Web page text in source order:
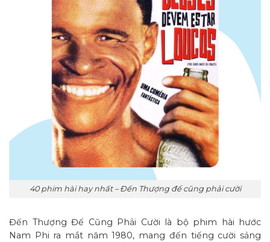
40 phim hài hay nhất – Đến Thượng đế cũng phải cười
Đến Thượng Đế Cũng Phải Cười là bộ phim hài hước
Nam Phi ra mắt năm 1980, mang đến tiếng cười sảng